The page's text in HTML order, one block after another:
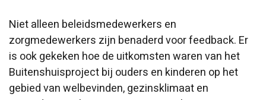
Niet alleen beleidsmedewerkers en
zorgmedewerkers zijn benaderd voor feedback. Er
is ook gekeken hoe de uitkomsten waren van het
Buitenshuisproject bij ouders en kinderen op het
gebied van welbevinden, gezinsklimaat en